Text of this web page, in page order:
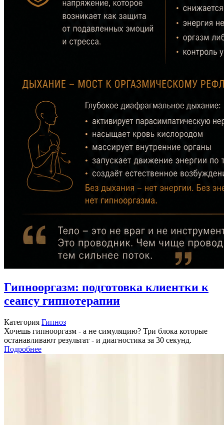
Гипнооргазм: подготовка клиентки к
сеансу гипнотерапии
Категория Гипноз
Хочешь гипнооргазм - а не симуляцию? Три блока которые
останавливают результат - и диагностика за 30 секунд.
Подробнее